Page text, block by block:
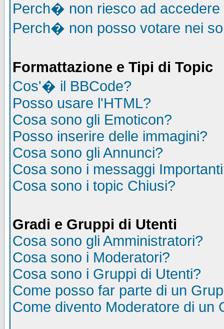
Perch� non riesco ad accedere
Perch� non posso votare nei
Formattazione e Tipi di Topic
Cos'� il BBCode?
Posso usare l'HTML?
Cosa sono gli Emoticon?
Posso inserire delle immagini?
Cosa sono gli Annunci?
Cosa sono i messaggi
Cosa sono i topic Chiusi?
Gradi e Gruppi di Utenti
Cosa sono gli Amministratori?
Cosa sono i Moderatori?
Cosa sono i Gruppi di Utenti?
Come posso far parte di un
Come divento Moderatore di un